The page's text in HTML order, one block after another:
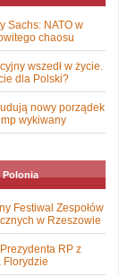
Sachs: NATO w
chaosu
wszedł w życie.
dla Polski?
nowy porządek
wykiwany
Polonia
Festiwal Zespołów
w Rzeszowie
RP z
Florydzie